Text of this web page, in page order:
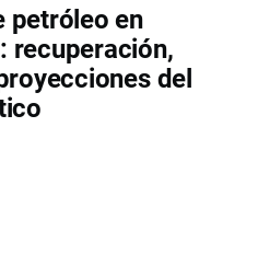
petróleo en
recuperación,
del